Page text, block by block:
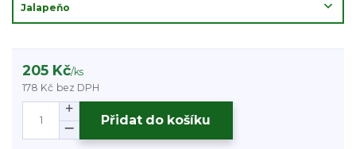
205 Kč/ks
178 Kč bez DPH
Přidat do košíku